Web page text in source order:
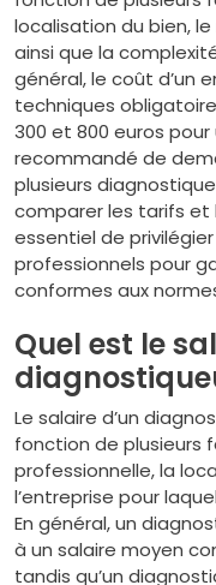
localisation du bien,
ainsi que la
général, le coût d’un
techniques
300 et 800 euros
recommandé de
plusieurs
comparer les tarifs et
essentiel de
professionnels pour
conformes aux
Quel est le
Le salaire d’un
fonction de plusieurs
professionnelle, la
l’entreprise pour
En général, un
à un salaire moyen
tandis qu’un